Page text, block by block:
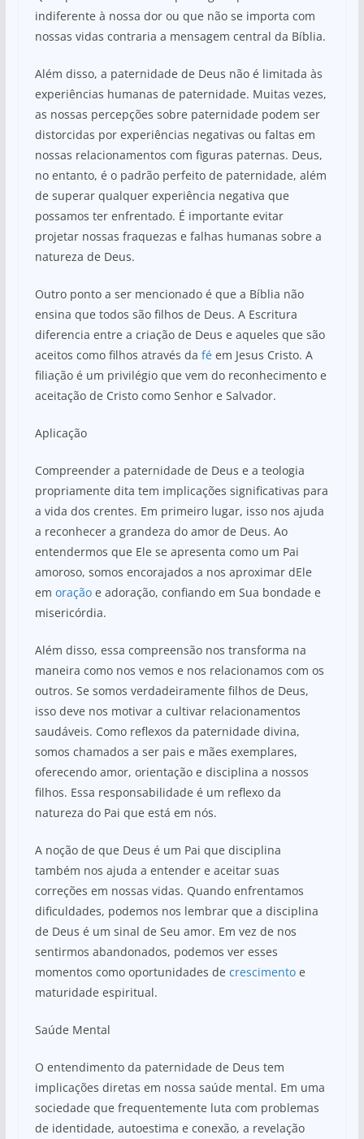
indiferente à nossa dor ou que não se importa com
nossas vidas contraria a mensagem central da Bíblia.
Além disso, a paternidade de Deus não é limitada às
experiências humanas de paternidade. Muitas vezes,
as nossas percepções sobre paternidade podem ser
distorcidas por experiências negativas ou faltas em
nossas relacionamentos com figuras paternas. Deus,
no entanto, é o padrão perfeito de paternidade, além
de superar qualquer experiência negativa que
possamos ter enfrentado. É importante evitar
projetar nossas fraquezas e falhas humanas sobre a
natureza de Deus.
Outro ponto a ser mencionado é que a Bíblia não
ensina que todos são filhos de Deus. A Escritura
diferencia entre a criação de Deus e aqueles que são
aceitos como filhos através da féem Jesus Cristo. A
filiação é um privilégio que vem do reconhecimento e
aceitação de Cristo como Senhor e Salvador.
Aplicação
Compreender a paternidade de Deus e a teologia
propriamente dita tem implicações significativas para
a vida dos crentes. Em primeiro lugar, isso nos ajuda
a reconhecer a grandeza do amor de Deus. Ao
entendermos que Ele se apresenta como um Pai
amoroso, somos encorajados a nos aproximar dEle
em oraçãoe adoração, confiando em Sua bondade e
misericórdia.
Além disso, essa compreensão nos transforma na
maneira como nos vemos e nos relacionamos com os
outros. Se somos verdadeiramente filhos de Deus,
isso deve nos motivar a cultivar relacionamentos
saudáveis. Como reflexos da paternidade divina,
somos chamados a ser pais e mães exemplares,
oferecendo amor, orientação e disciplina a nossos
filhos. Essa responsabilidade é um reflexo da
natureza do Pai que está em nós.
A noção de que Deus é um Pai que disciplina
também nos ajuda a entender e aceitar suas
correções em nossas vidas. Quando enfrentamos
dificuldades, podemos nos lembrar que a disciplina
de Deus é um sinal de Seu amor. Em vez de nos
sentirmos abandonados, podemos ver esses
momentos como oportunidades de crescimentoe
maturidade espiritual.
Saúde Mental
O entendimento da paternidade de Deus tem
implicações diretas em nossa saúde mental. Em uma
sociedade que frequentemente luta com problemas
de identidade, autoestima e conexão, a revelação